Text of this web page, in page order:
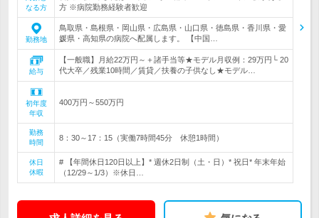
なる方
方 ※病院勤務経験者歓迎
勤務地
鳥取県・島根県・岡山県・広島県・山口県・徳島県・香川県・愛
媛県・高知県の病院へ配属します。 【中国…
給与
【一般職】月給22万円～＋諸手当等★モデル月収例：29万円└ 20
代大卒／残業10時間／賃貸／扶養の子供なし★モデル…
初年度
年収
400万円～550万円
勤務
時間
8：30～17：15（実働7時間45分 休憩1時間）
休日
休暇
# 【年間休日120日以上】* 週休2日制（土・日）* 祝日* 年末年始
（12/29～1/3）※休日…